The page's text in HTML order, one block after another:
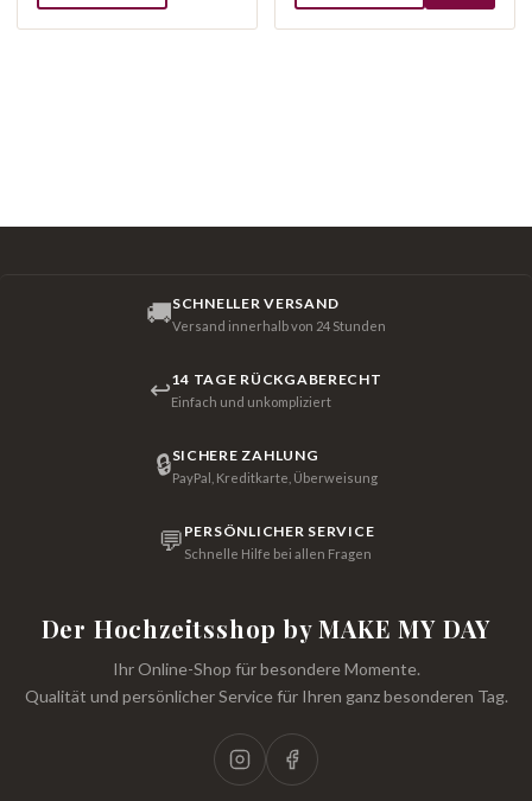
🚚SCHNELLER VERSAND
Versand innerhalb von 24 Stunden
↩14 TAGE RÜCKGABERECHT
Einfach und unkompliziert
🔒SICHERE ZAHLUNG
PayPal, Kreditkarte, Überweisung
💬 PERSÖNLICHER SERVICE
Schnelle Hilfe bei allen Fragen
Der Hochzeitsshop by MAKE MY DAY
Ihr Online-Shop für besondere Momente.
Qualität und persönlicher Service für Ihren ganz besonderen Tag.